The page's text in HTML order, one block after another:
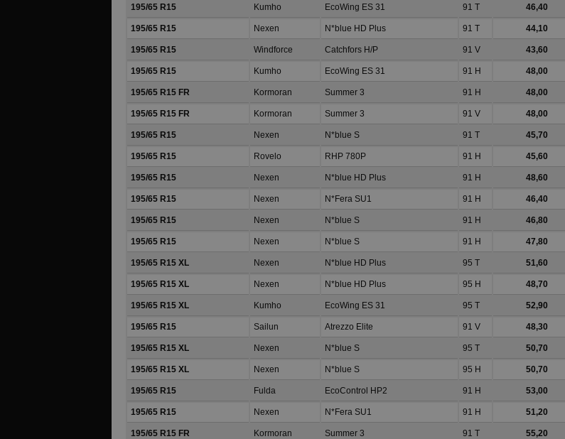
195/65 R15 Kumho EcoWing ES 31 91 T 46,40
195/65 R15 Nexen N*blue HD Plus 91 T 44,10
195/65 R15 Windforce Catchfors H/P 91 V 43,60
195/65 R15 Kumho EcoWing ES 31 91 H 48,00
195/65 R15 FR Kormoran Summer 3 91 H 48,00
195/65 R15 FR Kormoran Summer 3 91 V 48,00
195/65 R15 Nexen N*blue S 91 T 45,70
195/65 R15 Rovelo RHP 780P 91 H 45,60
195/65 R15 Nexen N*blue HD Plus 91 H 48,60
195/65 R15 Nexen N*Fera SU1 91 H 46,40
195/65 R15 Nexen N*blue S 91 H 46,80
195/65 R15 Nexen N*blue S 91 H 47,80
195/65 R15 XL Nexen N*blue HD Plus 95 T 51,60
195/65 R15 XL Nexen N*blue HD Plus 95 H 48,70
195/65 R15 XL Kumho EcoWing ES 31 95 T 52,90
195/65 R15 Sailun Atrezzo Elite 91 V 48,30
195/65 R15 XL Nexen N*blue S 95 T 50,70
195/65 R15 XL Nexen N*blue S 95 H 50,70
195/65 R15 Fulda EcoControl HP2 91 H 53,00
195/65 R15 Nexen N*Fera SU1 91 H 51,20
195/65 R15 FR Kormoran Summer 3 91 T 55,20